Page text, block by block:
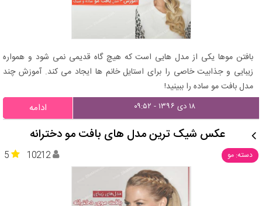
بافتن موها یکی از مدل هایی است که هیچ گاه قدیمی نمی شود و همواره
زیبایی و جذابیت خاصی را برای استایل خانم ها ایجاد می کند. آموزش چند
مدل بافت مو ساده را ببینید!
۱۸ دی ۱۳۹۶ - ۰۹:۵۲ ادامه
عکس شیک ترین مدل های بافت مو دخترانه
دسته: مو 5 10212